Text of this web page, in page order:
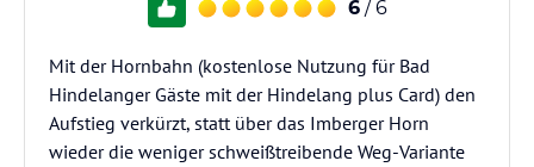
6 / 6
Mit der Hornbahn (kostenlose Nutzung für Bad
Hindelanger Gäste mit der Hindelang plus Card) den
Aufstieg verkürzt, statt über das Imberger Horn
wieder die weniger schweißtreibende Weg-Variante